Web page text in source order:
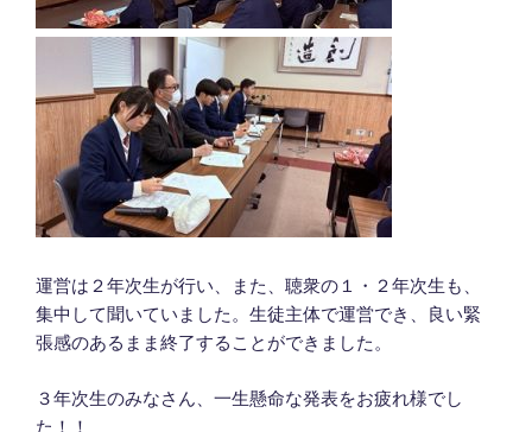
運営は２年次生が行い、また、聴衆の１・２年次生も、
集中して聞いていました。生徒主体で運営でき、良い緊
張感のあるまま終了することができました。
３年次生のみなさん、一生懸命な発表をお疲れ様でし
た！！